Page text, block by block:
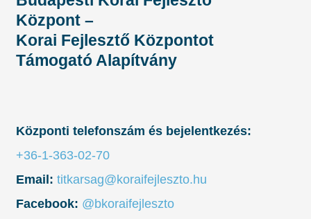
Központ –
Korai Fejlesztő Központot
Támogató Alapítvány
Központi telefonszám és bejelentkezés:
+36-1-363-02-70
Email: titkarsag@koraifejleszto.hu
Facebook: @bkoraifejleszto